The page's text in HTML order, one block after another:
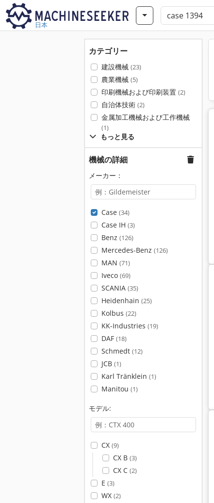
日本
カテゴリー
建設機械 (23)
農業機械 (5)
印刷機械および印刷装置 (2)
自治体技術 (2)
金属加工機械および工作機械
(1)
もっと見る
機械の詳細
メーカー：
Case (34)
Case IH (3)
Benz (126)
Mercedes-Benz (126)
MAN (71)
Iveco (69)
SCANIA (35)
Heidenhain (25)
Kolbus (22)
KK-Industries (19)
DAF (18)
Schmedt (12)
JCB (1)
Karl Tränklein (1)
Manitou (1)
モデル:
CX (9)
CX B (3)
CX C (2)
E (3)
WX (2)